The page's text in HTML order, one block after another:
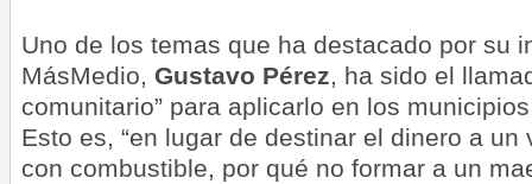
Uno de los temas que ha destacado por su
MásMedio, Gustavo Pérez, ha sido el
comunitario” para aplicarlo en los
Esto es, “en lugar de destinar el dinero a
con combustible, por qué no formar a un